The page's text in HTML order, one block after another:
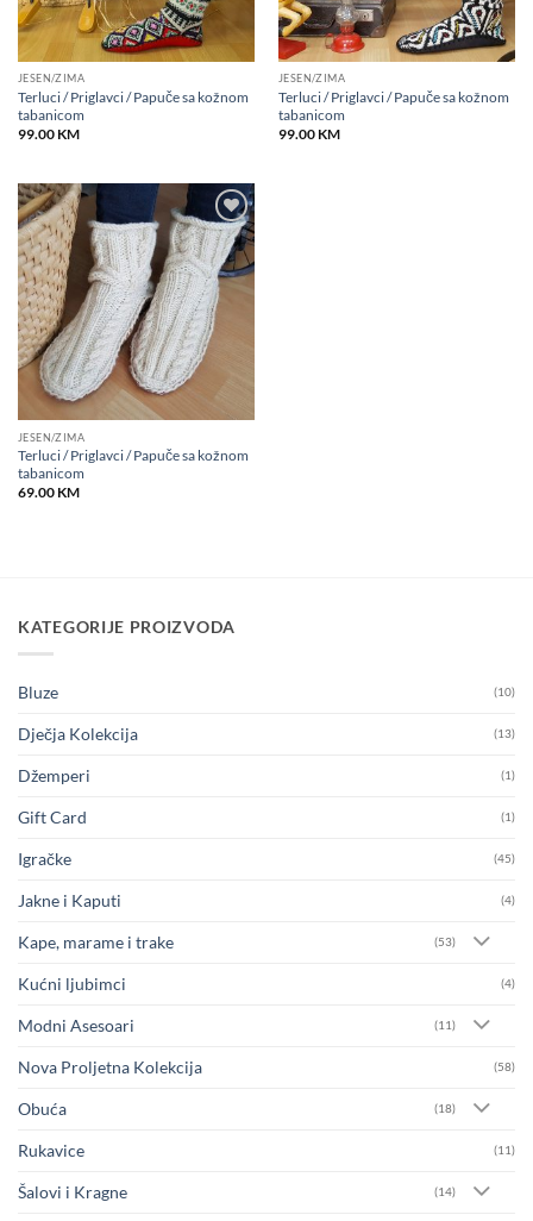
JESEN/ZIMA
Terluci / Priglavci / Papuče sa kožnom
tabanicom
99.00 KM
JESEN/ZIMA
Terluci / Priglavci / Papuče sa kožnom
tabanicom
99.00 KM
Add to
wishlist
JESEN/ZIMA
Terluci / Priglavci / Papuče sa kožnom
tabanicom
69.00 KM
KATEGORIJE PROIZVODA
Bluze (10)
Dječja Kolekcija (13)
Džemperi (1)
Gift Card (1)
Igračke (45)
Jakne i Kaputi (4)
Kape, marame i trake (53)
Kućni ljubimci (4)
Modni Asesoari (11)
Nova Proljetna Kolekcija (58)
Obuća (18)
Rukavice (11)
Šalovi i Kragne (14)